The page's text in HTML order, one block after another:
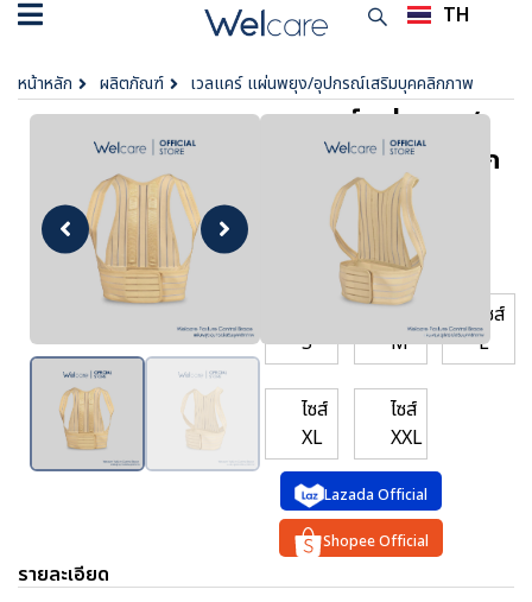
TH
EN
หน้าหลัก ผลิตภัณฑ์ เวลแคร์ แผ่นพยุง/อุปกรณ์เสริมบุคคลิกภาพ
เวลแคร์ แผ่นพยุง/
อุปกรณ์เสริมบุคคลิก
฿ 1,199
ตัวเลือก :
S
ไซส์
M
ไซส์
L
ไซส์
XL
ไซส์
XXL
Lazada Official
Shopee Official
รายละเอียด